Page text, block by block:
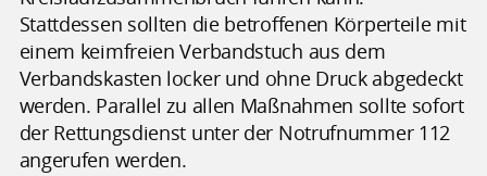
Stattdessen sollten die betroffenen Körperteile mit
einem keimfreien Verbandstuch aus dem
Verbandskasten locker und ohne Druck abgedeckt
werden. Parallel zu allen Maßnahmen sollte sofort
der Rettungsdienst unter der Notrufnummer 112
angerufen werden.